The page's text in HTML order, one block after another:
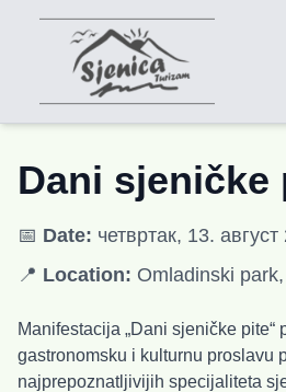
Dani sjeničke
📅 Date: четвртак, 13. август
📍 Location: Omladinski
Manifestacija „Dani sjeničke pite“
gastronomsku i kulturnu proslavu
najprepoznatljivijih specijaliteta